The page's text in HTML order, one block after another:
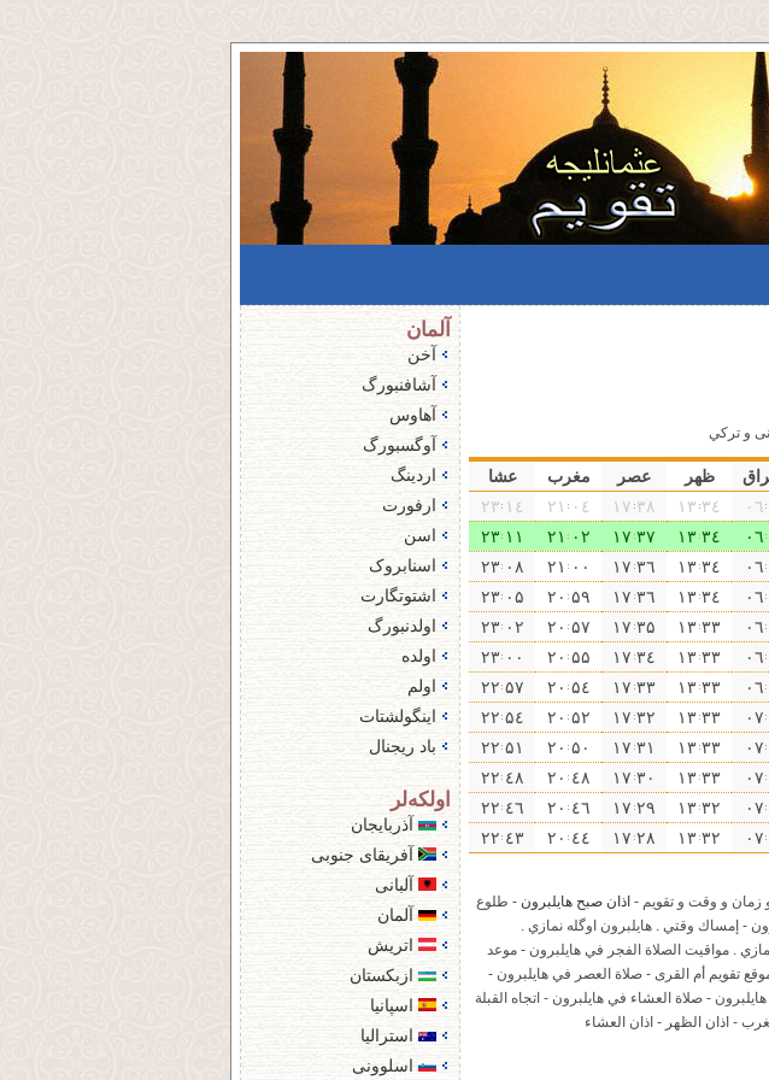
و تركي
ظهر عصر مغرب
عشا
۳٤ ۱۳ ۳٨ ۱٧ ۰٤ ۲۱
۱٤ ۲۳
۳٤ ۱۳ ۳٧ ۱٧ ۰۲ ۲۱
۱۱ ۲۳
۳٤ ۱۳ ۳٦ ۱٧ ۰۰ ۲۱
۰٨ ۲۳
۳٤ ۱۳ ۳٦ ۱٧ ۵٩ ۲۰
۰۵ ۲۳
۳۳ ۱۳ ۳۵ ۱٧ ۵٧ ۲۰
۰۲ ۲۳
۳۳ ۱۳ ۳٤ ۱٧ ۵۵ ۲۰
۰۰ ۲۳
۳۳ ۱۳ ۳۳ ۱٧ ۵٤ ۲۰
۵٧ ۲۲
۳۳ ۱۳ ۳۲ ۱٧ ۵۲ ۲۰
۵٤ ۲۲
۳۳ ۱۳ ۳۱ ۱٧ ۵۰ ۲۰
۵۱ ۲۲
۳۳ ۱۳ ۳۰ ۱٧ ٤٨ ۲۰
٤٨ ۲۲
۳۲ ۱۳ ۲٩ ۱٧ ٤٦ ۲۰
٤٦ ۲۲
۳۲ ۱۳ ۲٨ ۱٧ ٤٤ ۲۰ ٤۳ ۲۲
زمان و وقت و تقویم - اذان صبح هایلبرون - طلوع
- إمساك وقتي . هایلبرون اوگله نمازي .
. مواقيت الصلاة الفجر في هایلبرون - موعد
تقويم أم القرى - صلاة العصر في هایلبرون -
- صلاة العشاء في هایلبرون - اتجاه القبلة
- اذان الظهر - اذان العشاء
آلمان
آخن
آشافنبورگ
آهاوس
آوگسبورگ
اردینگ
ارفورت
اسن
اسنابروک
اشتوتگارت
اولدنبورگ
اولده
اولم
اینگولشتات
باد ريجنال
باد هرسفلد
باد وورزاتش
بامبرگ
بایرویت
براونشوایگ
برلین
برمرهافن
برمن
بن
اولكه‌لر
آذربایجان
آفریقای جنوبی
آلبانی
آلمان
اتریش
ازبکستان
اسپانیا
استرالیا
اسلوونی